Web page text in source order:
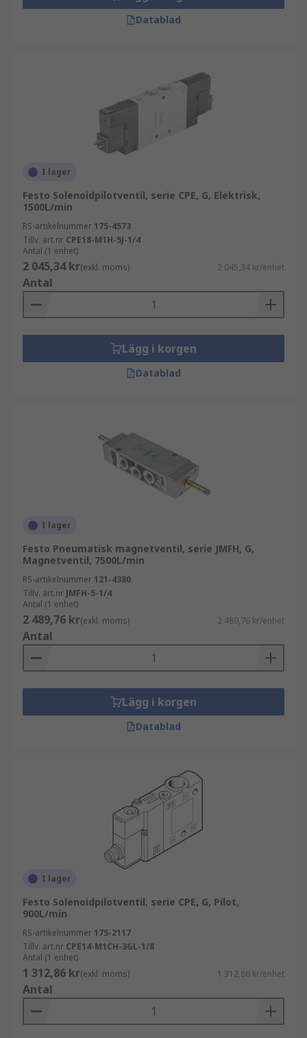
Datablad
I lager
Festo Solenoidpilotventil, serie CPE, G, Elektrisk,
1500L/min
RS-artikelnummer 175-4573
Tillv. art.nr CPE18-M1H-5J-1/4
Antal (1 enhet)
2 045,34 kr(exkl. moms) 2 045,34 kr/enhet
Antal
Lägg i korgen
Datablad
I lager
Festo Pneumatisk magnetventil, serie JMFH, G,
Magnetventil, 7500L/min
RS-artikelnummer 121-4380
Tillv. art.nr JMFH-5-1/4
Antal (1 enhet)
2 489,76 kr(exkl. moms) 2 489,76 kr/enhet
Antal
Lägg i korgen
Datablad
I lager
Festo Solenoidpilotventil, serie CPE, G, Pilot,
900L/min
RS-artikelnummer 175-2117
Tillv. art.nr CPE14-M1CH-3GL-1/8
Antal (1 enhet)
1 312,86 kr(exkl. moms) 1 312,86 kr/enhet
Antal